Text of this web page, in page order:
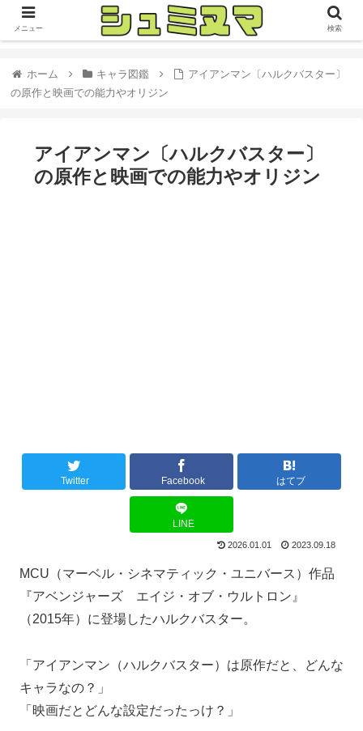
ホーム キャラ図鑑
アイアンマン〔ハルクバスター〕
の原作と映画での能力やオリジン
アイアンマン〔ハルクバスター〕
の原作と映画での能力やオリジン
Twitter Facebook はてブ
LINE
2026.01.01 2023.09.18
MCU（マーベル・シネマティック・ユニバース）作品
『アベンジャーズ エイジ・オブ・ウルトロン』
（2015年）に登場したハルクバスター。
「アイアンマン（ハルクバスター）は原作だと、どんな
キャラなの？」
「映画だとどんな設定だったっけ？」
メニュー 検索